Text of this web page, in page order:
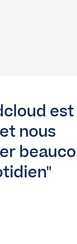
est
nous